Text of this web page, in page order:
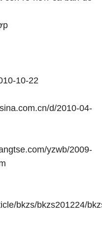
10-22
d/2010-04-
yzwb/2009-
bkzs/bkzs201224/